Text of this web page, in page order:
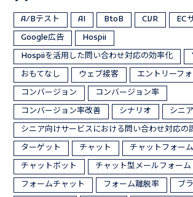
A/Bテスト AI BtoB CVR EC
Google広告
Hospii
Hospiiを活用した問い合わせ対応の効率化
おもてなし
ウェブ接客
エントリーフ
コンバージョン
コンバージョン率
コンバージョン率改善
シナリオ
シニ
シニア向けサービスにおける問い合わせ対応の
ターゲット
チャット
チャットフォーム
チャットボット
チャット型メールフォーム
フォームチャット
フォーム離脱率
ブ